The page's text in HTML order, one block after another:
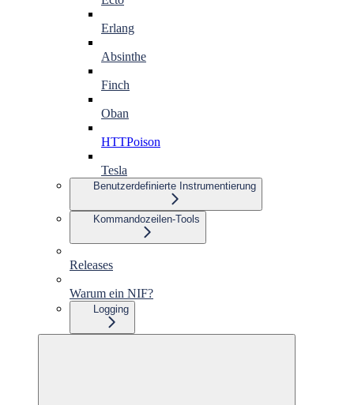
Erlang
Absinthe
Finch
Oban
HTTPoison
Tesla
Benutzerdefinierte Instrumentierung
Kommandozeilen-Tools
Releases
Warum ein NIF?
Logging